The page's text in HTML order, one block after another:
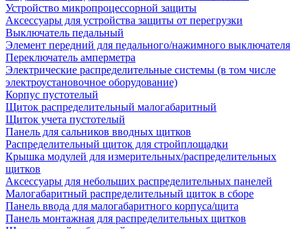
Устройство микропроцессорной защиты
Аксессуары для устройства защиты от перегрузки
Выключатель педальный
Элемент передний для педального/нажимного выключателя
Переключатель амперметра
Электрические распределительные системы (в том числе
электроустановочное оборудование)
Корпус пустотелый
Щиток распределительный малогабаритный
Щиток учета пустотелый
Панель для сальников вводных щитков
Распределительный щиток для стройплощадки
Крышка модулей для измерительных/распределительных
щитков
Аксессуары для небольших распределительных панелей
Малогабаритный распределительный щиток в сборе
Панель ввода для малогабаритного корпуса/щита
Панель монтажная для распределительных щитков